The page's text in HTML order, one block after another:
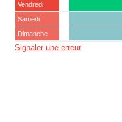
Vendredi
Samedi
Dimanche
Signaler une erreur